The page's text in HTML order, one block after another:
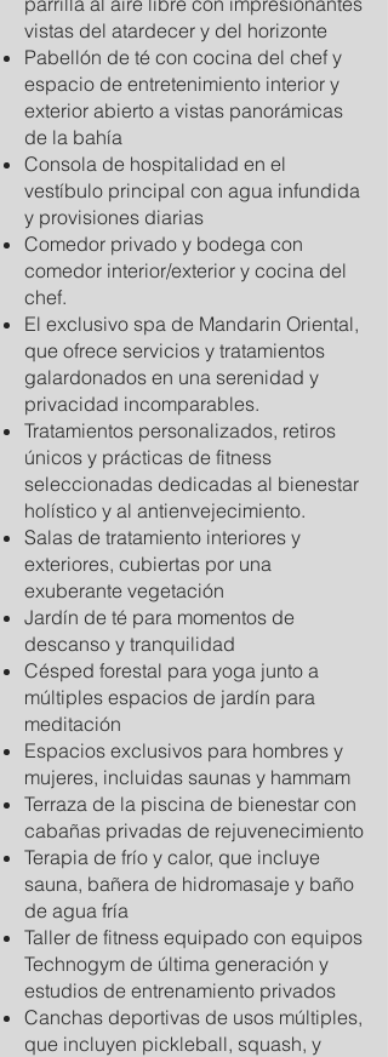
vistas del atardecer y del horizonte
Pabellón de té con cocina del chef y
espacio de entretenimiento interior y
exterior abierto a vistas panorámicas
de la bahía
Consola de hospitalidad en el
vestíbulo principal con agua infundida
y provisiones diarias
Comedor privado y bodega con
comedor interior/exterior y cocina del
chef.
El exclusivo spa de Mandarin Oriental,
que ofrece servicios y tratamientos
galardonados en una serenidad y
privacidad incomparables.
Tratamientos personalizados, retiros
únicos y prácticas de fitness
seleccionadas dedicadas al bienestar
holístico y al antienvejecimiento.
Salas de tratamiento interiores y
exteriores, cubiertas por una
exuberante vegetación
Jardín de té para momentos de
descanso y tranquilidad
Césped forestal para yoga junto a
múltiples espacios de jardín para
meditación
Espacios exclusivos para hombres y
mujeres, incluidas saunas y hammam
Terraza de la piscina de bienestar con
cabañas privadas de rejuvenecimiento
Terapia de frío y calor, que incluye
sauna, bañera de hidromasaje y baño
de agua fría
Taller de fitness equipado con equipos
Technogym de última generación y
estudios de entrenamiento privados
Canchas deportivas de usos múltiples,
que incluyen pickleball, squash, y